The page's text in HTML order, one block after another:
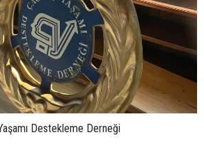
Destekleme Derneği